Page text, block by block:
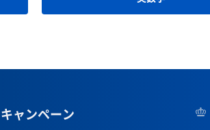
キャンペーン